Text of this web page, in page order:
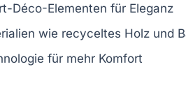
Déco-Elementen für Eleganz
wie recyceltes Holz und
für mehr Komfort